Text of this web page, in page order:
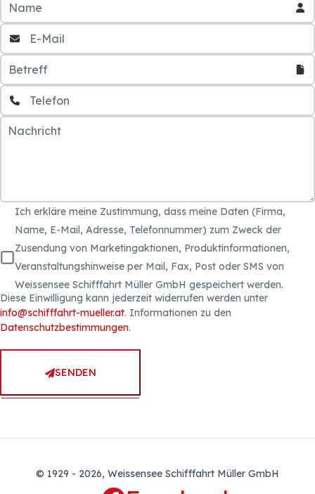
Ich erkläre meine Zustimmung, dass meine Daten (Firma,
Name, E-Mail, Adresse, Telefonnummer) zum Zweck der
Zusendung von Marketingaktionen, Produktinformationen,
Veranstaltungshinweise per Mail, Fax, Post oder SMS von
Weissensee Schifffahrt Müller GmbH gespeichert werden.
Diese Einwilligung kann jederzeit widerrufen werden unter
info@schifffahrt-mueller.at. Informationen zu den
Datenschutzbestimmungen.
SENDEN
© 1929 - 2026, Weissensee Schifffahrt Müller GmbH